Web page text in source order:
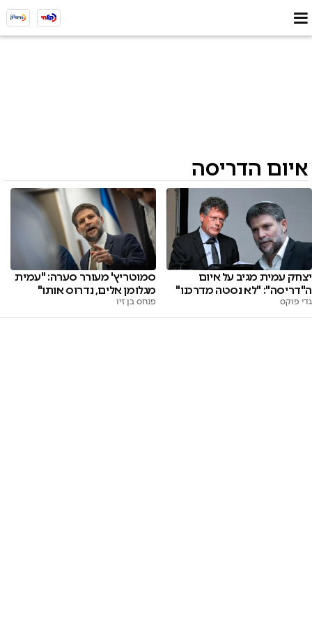
איום הדריסה
יצחק עמית מגיב על איום
ה"דריסה": "לא נסטה מדרכנו"
גדי פוקס
סמוטריץ' מעורר סערה: "עמית
מגלומן אלים, נדרוס אותו"
פנחס בן זיו